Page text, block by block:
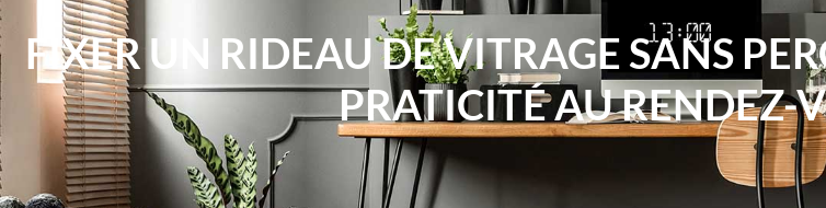
FIXER UN RIDEAU DE VITRAGE SANS
PRATICITÉ AU RENDEZ-